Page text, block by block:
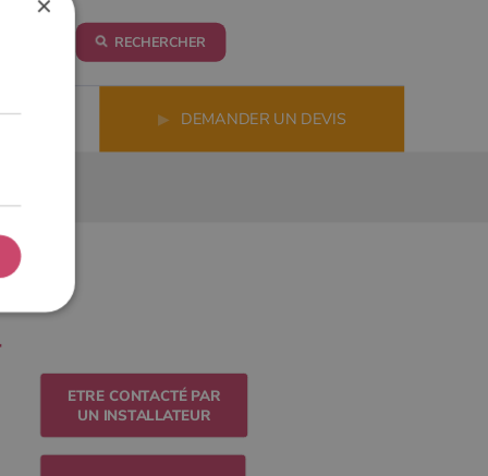
RECHERCHER
▶ DEMANDER UN DEVIS
ETRE CONTACTÉ PAR
UN INSTALLATEUR